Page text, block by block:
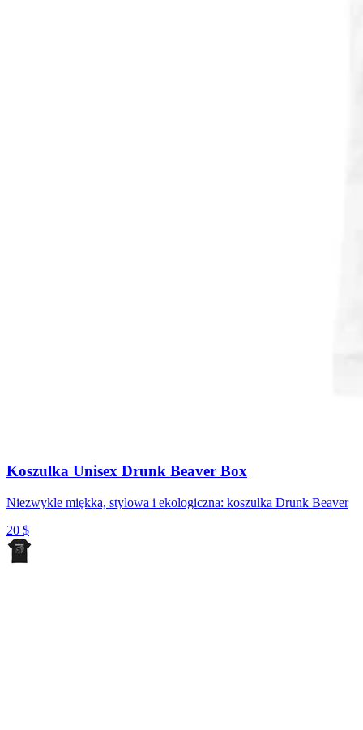
Koszulka Unisex Drunk Beaver Box
Niezwykle miękka, stylowa i ekologiczna: koszulka Drunk Beaver
20 $